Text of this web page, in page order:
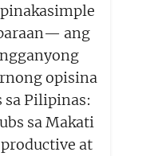
ang
opisina
sa Pilipinas:
sa Makati
productive at